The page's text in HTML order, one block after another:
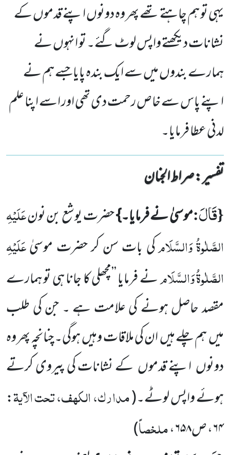
یہی تو ہم چاہتے تھے پھر وہ دونوں اپنے قدموں کے
نشانات دیکھتے واپس لوٹ گئے۔ تو انہوں نے
ہمارے بندوں میں سے ایک بندہ پایاجسے ہم نے
اپنے پاس سے خاص رحمت دی تھی اور اسے اپنا علم
لدنی عطا فرمایا۔
تفسیر : ‎صراط الجنان
{قَالَ:موسیٰ نے فرمایا۔}حضرت یوشع بن نونعَلَیْہِ
الصَّلٰوۃُ وَالسَّلَامکی بات سن کر حضرت موسیٰعَلَیْہِ
الصَّلٰوۃُ وَالسَّلَامنے فرمایا ’’مچھلی کا جانا ہی تو ہمارے
مقصد حاصل ہونے کی علامت ہے ۔ جن کی طلب
میںہم چلے ہیںان کی ملاقات وہیںہوگی۔ چنانچہ پھر وہ
دونوںاپنے قدموں کے نشانات کی پیروی کرتے
ہوئے واپس لوٹے۔(مدارک، الکھف، تحت الآیۃ:
۶۴، ص۶۵۸،
ملخصاً)